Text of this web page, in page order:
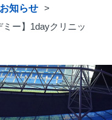
お知らせ
ミー】1dayクリニッ